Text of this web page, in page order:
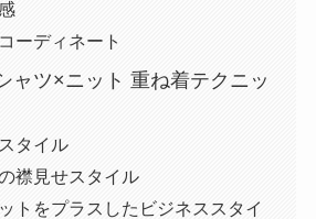
ーディネート
ャツ×ニット 重ね着テクニッ
タイル
襟見せスタイル
トをプラスしたビジネススタイ